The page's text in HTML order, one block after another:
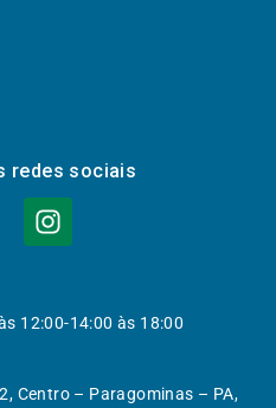
redes sociais
12:00-14:00 às 18:00
Centro – Paragominas – PA,